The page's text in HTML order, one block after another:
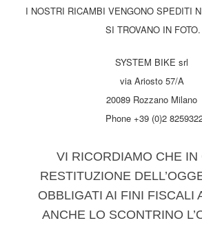
I NOSTRI RICAMBI VENGONO SPEDITI
SI TROVANO IN FOTO.
SYSTEM BIKE srl
via Ariosto 57/A
20089 Rozzano Milano
Phone +39 (0)2
VI RICORDIAMO CHE IN
RESTITUZIONE
OBBLIGATI AI FINI FISCALI
ANCHE LO SCONTRINO